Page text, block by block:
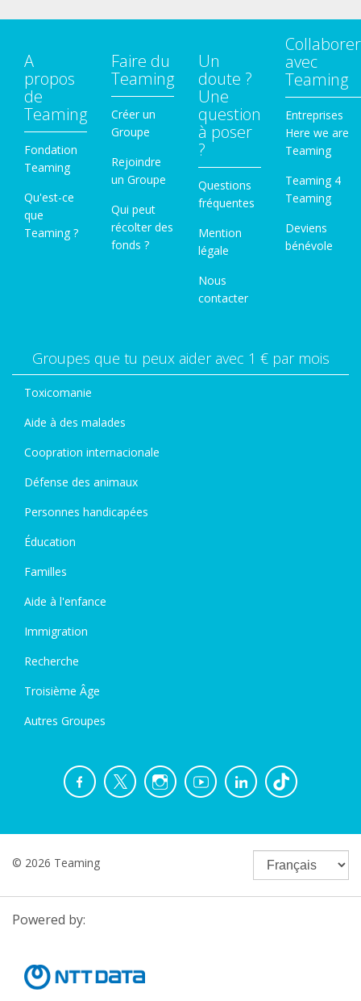
A
propos
de
Teaming
Fondation
Teaming
Qu'est-ce
que
Teaming ?
Faire du
Teaming
Créer un
Groupe
Rejoindre
un Groupe
Qui peut
récolter des
fonds ?
Un
doute ?
Une
question
à poser
?
Questions
fréquentes
Mention
légale
Nous
contacter
Collaborer
avec
Teaming
Entreprises
Here we are
Teaming
Teaming 4
Teaming
Deviens
bénévole
Groupes que tu peux aider avec 1 € par mois
Toxicomanie
Aide à des malades
Coopration internacionale
Défense des animaux
Personnes handicapées
Éducation
Familles
Aide à l'enfance
Immigration
Recherche
Troisième Âge
Autres Groupes
© 2026 Teaming
Powered by: